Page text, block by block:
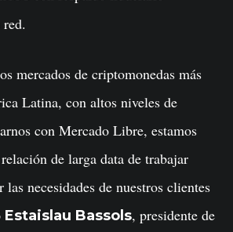
mercados de criptomonedas más
Latina, con altos niveles de
con Mercado Libre, estamos
de larga data de trabajar
las necesidades de nuestros clientes
Estaislau Bassols, presidente de